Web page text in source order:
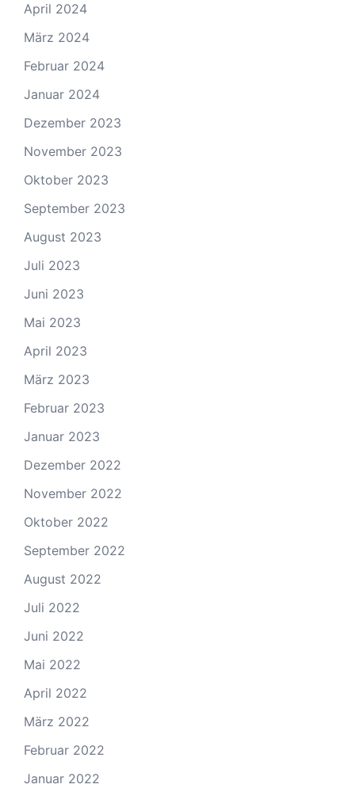
April 2024
März 2024
Februar 2024
Januar 2024
Dezember 2023
November 2023
Oktober 2023
September 2023
August 2023
Juli 2023
Juni 2023
Mai 2023
April 2023
März 2023
Februar 2023
Januar 2023
Dezember 2022
November 2022
Oktober 2022
September 2022
August 2022
Juli 2022
Juni 2022
Mai 2022
April 2022
März 2022
Februar 2022
Januar 2022